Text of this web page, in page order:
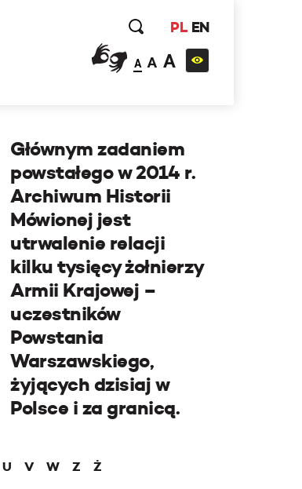
PL EN
A A A
Głównym zadaniem
powstałego w 2014 r.
Archiwum Historii
Mówionej jest
utrwalenie relacji
kilku tysięcy żołnierzy
Armii Krajowej –
uczestników
Powstania
Warszawskiego,
żyjących dzisiaj w
Polsce i za granicą.
U V W Z
Ż